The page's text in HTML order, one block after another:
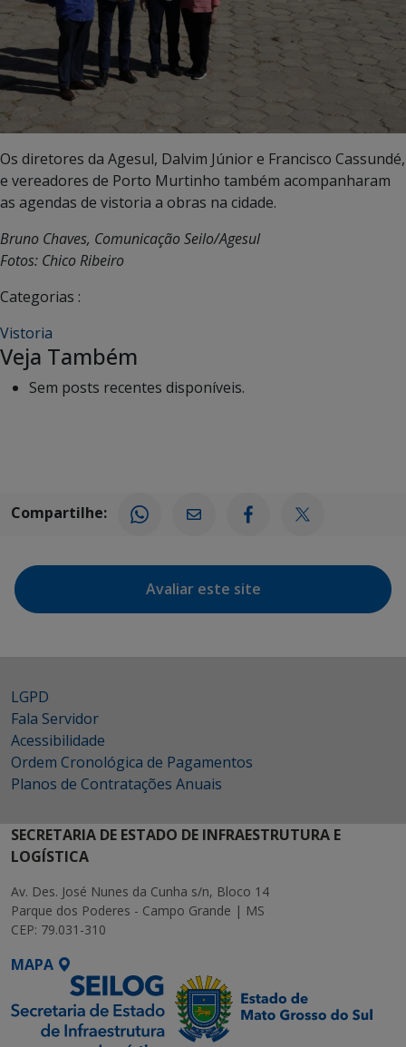
Os diretores da Agesul, Dalvim Júnior e Francisco Cassundé,
e vereadores de Porto Murtinho também acompanharam
as agendas de vistoria a obras na cidade.
Bruno Chaves, Comunicação Seilo/Agesul
Fotos: Chico Ribeiro
Categorias :
Vistoria
Veja Também
Sem posts recentes disponíveis.
Compartilhe:
Avaliar este site
LGPD
Fala Servidor
Acessibilidade
Ordem Cronológica de Pagamentos
Planos de Contratações Anuais
SECRETARIA DE ESTADO DE INFRAESTRUTURA E
LOGÍSTICA
Av. Des. José Nunes da Cunha s/n, Bloco 14
Parque dos Poderes - Campo Grande | MS
CEP: 79.031-310
MAPA